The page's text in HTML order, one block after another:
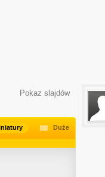
Pokaz slajdów
Duże